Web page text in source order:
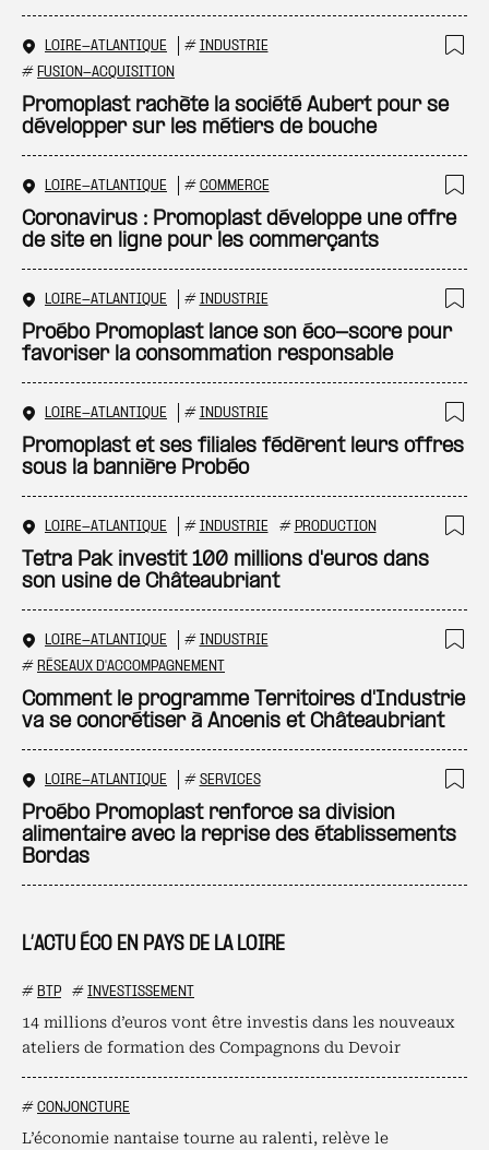
L’ACTU ÉCO EN PAYS DE LA LOIRE
# BTP # INVESTISSEMENT
14 millions d’euros vont être investis dans les nouveaux
ateliers de formation des Compagnons du Devoir
# CONJONCTURE
L’économie nantaise tourne au ralenti, relève le
LOIRE-ATLANTIQUE # INDUSTRIE
# FUSION-ACQUISITION
Promoplast rachète la société Aubert pour se
développer sur les métiers de bouche
LOIRE-ATLANTIQUE # COMMERCE
Coronavirus : Promoplast développe une offre
de site en ligne pour les commerçants
LOIRE-ATLANTIQUE # INDUSTRIE
Proébo Promoplast lance son éco-score pour
favoriser la consommation responsable
LOIRE-ATLANTIQUE # INDUSTRIE
Promoplast et ses filiales fédèrent leurs offres
sous la bannière Probéo
LOIRE-ATLANTIQUE # INDUSTRIE # PRODUCTION
Tetra Pak investit 100 millions d'euros dans
son usine de Châteaubriant
LOIRE-ATLANTIQUE # INDUSTRIE
# RÉSEAUX D'ACCOMPAGNEMENT
Comment le programme Territoires d'Industrie
va se concrétiser à Ancenis et Châteaubriant
LOIRE-ATLANTIQUE # SERVICES
Proébo Promoplast renforce sa division
alimentaire avec la reprise des établissements
Bordas